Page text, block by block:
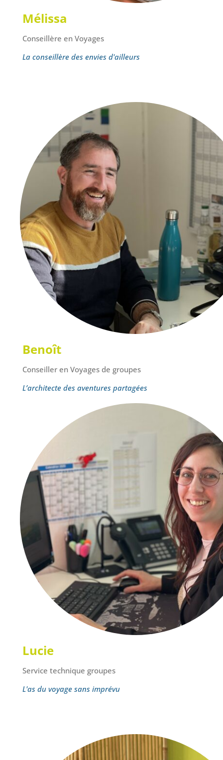
Mélissa
Conseillère en Voyages
La conseillère des envies d'ailleurs
Benoît
Conseiller en Voyages de groupes
L’architecte des aventures partagées
Lucie
Service technique groupes
L'as du voyage sans imprévu